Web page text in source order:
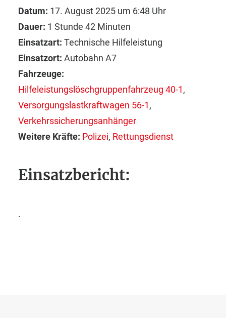
Datum: 17. August 2025 um 6:48 Uhr
Dauer: 1 Stunde 42 Minuten
Einsatzart: Technische Hilfeleistung
Einsatzort: Autobahn A7
Fahrzeuge:
Hilfeleistungslöschgruppenfahrzeug 40-1,
Versorgungslastkraftwagen 56-1,
Verkehrssicherungsanhänger
Weitere Kräfte: Polizei, Rettungsdienst
Einsatzbericht:
.